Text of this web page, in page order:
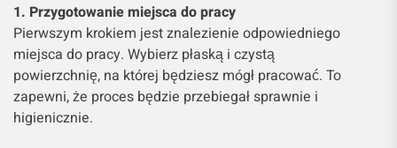
1. Przygotowanie miejsca do pracy
Pierwszym krokiem jest znalezienie odpowiedniego
miejsca do pracy. Wybierz płaską i czystą
powierzchnię, na której będziesz mógł pracować. To
zapewni, że proces będzie przebiegał sprawnie i
higienicznie.